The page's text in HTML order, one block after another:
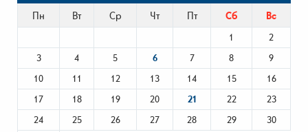
Пн
Вт Ср Чт Пт Сб Вс
1
2
3
4 5 6 7 8
9
10
11 12 13 14 15
16
17
18 19 20 21 22
23
24
25 26 27 28 29
30